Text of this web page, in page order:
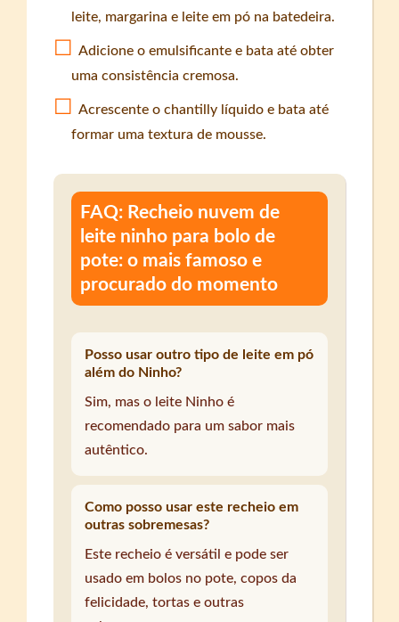
leite, margarina e leite em pó na batedeira.
Adicione o emulsificante e bata até obter
uma consistência cremosa.
Acrescente o chantilly líquido e bata até
formar uma textura de mousse.
FAQ: Recheio nuvem de
leite ninho para bolo de
pote: o mais famoso e
procurado do momento
Posso usar outro tipo de leite em pó
além do Ninho?
Sim, mas o leite Ninho é
recomendado para um sabor mais
autêntico.
Como posso usar este recheio em
outras sobremesas?
Este recheio é versátil e pode ser
usado em bolos no pote, copos da
felicidade, tortas e outras